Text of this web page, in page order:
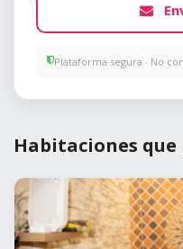
Plataforma segura · No
Habitaciones